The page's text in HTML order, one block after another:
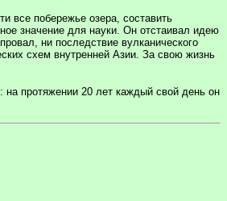
все побережье озера, составить
значение для науки. Он отстаивал идею
ни последствие вулканического
схем внутренней Азии. За свою жизнь
протяжении 20 лет каждый свой день он